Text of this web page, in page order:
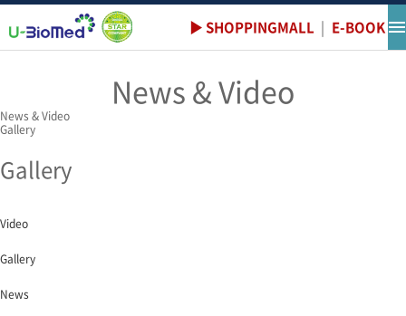
▶ SHOPPINGMALL | E-BOOK
News & Video
News & Video
Gallery
Gallery
Video
Gallery
News